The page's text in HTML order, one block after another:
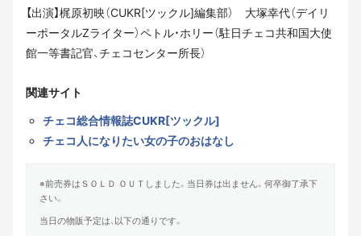
【出演】梶原初映（CUKR[ツックル]編集部） 大塚幸代（デイリ
ーポータルZライター）ペトル・ホリー（駐日チェコ共和国大使
館一等書記官、チェコセンター所長）
関連サイト
チェコ総合情報誌CUKR[ツックル]
チェコ人になりたい女の子のおはなし
※前売券はＳＯＬＤ ＯＵＴしました。当日券は出ません。何卒御了承下
さい。
当日の物販予定は、以下の通りです。